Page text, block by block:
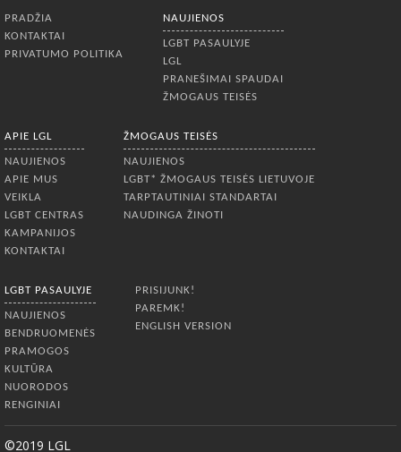
PRADŽIA
KONTAKTAI
PRIVATUMO POLITIKA
NAUJIENOS
LGBT PASAULYJE
LGL
PRANEŠIMAI SPAUDAI
ŽMOGAUS TEISĖS
APIE LGL
NAUJIENOS
APIE MUS
VEIKLA
LGBT CENTRAS
KAMPANIJOS
KONTAKTAI
ŽMOGAUS TEISĖS
NAUJIENOS
LGBT* ŽMOGAUS TEISĖS LIETUVOJE
TARPTAUTINIAI STANDARTAI
NAUDINGA ŽINOTI
LGBT PASAULYJE
NAUJIENOS
BENDRUOMENĖS
PRAMOGOS
KULTŪRA
NUORODOS
RENGINIAI
PRISIJUNK!
PAREMK!
ENGLISH VERSION
©2019 LGL